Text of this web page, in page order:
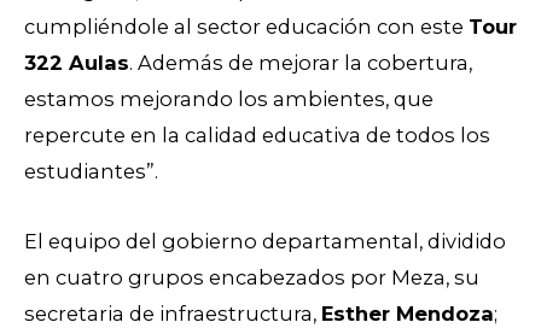
cumpliéndole al sector educación con este Tour
322 Aulas. Además de mejorar la cobertura,
estamos mejorando los ambientes, que
repercute en la calidad educativa de todos los
estudiantes”.
El equipo del gobierno departamental, dividido
en cuatro grupos encabezados por Meza, su
secretaria de infraestructura, Esther Mendoza;